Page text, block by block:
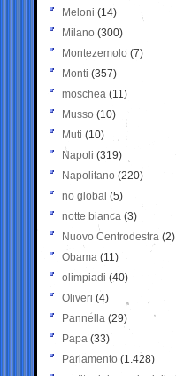
Meloni (14)
Milano (300)
Montezemolo (7)
Monti (357)
moschea (11)
Musso (10)
Muti (10)
Napoli (319)
Napolitano (220)
no global (5)
notte bianca (3)
Nuovo Centrodestra (2)
Obama (11)
olimpiadi (40)
Oliveri (4)
Pannella (29)
Papa (33)
Parlamento (1.428)